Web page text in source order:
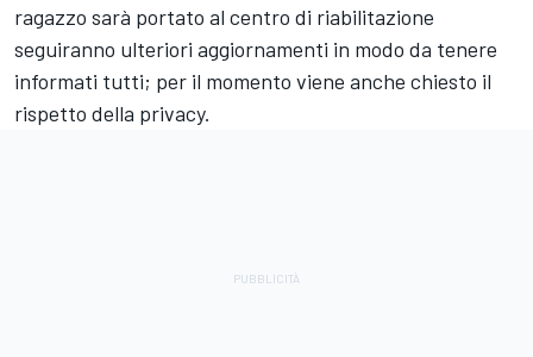
ragazzo sarà portato al centro di riabilitazione
seguiranno ulteriori aggiornamenti in modo da tenere
informati tutti; per il momento viene anche chiesto il
rispetto della privacy.